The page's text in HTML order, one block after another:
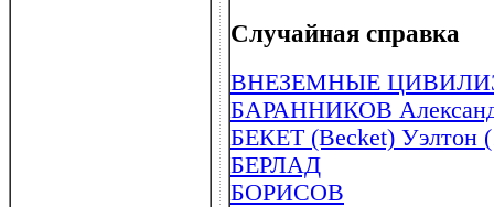
Случайная справка
ВНЕЗЕМНЫЕ
БАРАННИКОВ
БЕКЕТ (Becket) Уэлтон
БЕРЛАД
БОРИСОВ